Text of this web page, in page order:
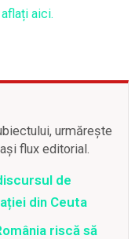
aici.
urmărește
flux editorial.
de
din Ceuta
riscă să